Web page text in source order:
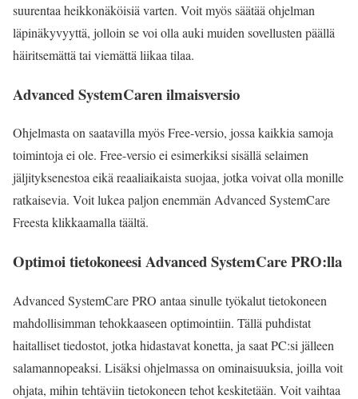
suurentaa heikkonäköisiä varten. Voit myös säätää ohjelman
läpinäkyvyyttä, jolloin se voi olla auki muiden sovellusten päällä
häiritsemättä tai viemättä liikaa tilaa.
Advanced SystemCaren ilmaisversio
Ohjelmasta on saatavilla myös Free-versio, jossa kaikkia samoja
toimintoja ei ole. Free-versio ei esimerkiksi sisällä selaimen
jäljityksenestoa eikä reaaliaikaista suojaa, jotka voivat olla monille
ratkaisevia. Voit lukea paljon enemmän Advanced SystemCare
Freesta klikkaamallatäältä.
Optimoi tietokoneesi Advanced SystemCare PRO:lla
Advanced SystemCare PRO antaa sinulletyökaluttietokoneen
mahdollisimman tehokkaaseen optimointiin. Tällä puhdistat
haitalliset tiedostot, jotka hidastavat konetta, ja saat PC:si jälleen
salamannopeaksi. Lisäksi ohjelmassa on ominaisuuksia, joilla voit
ohjata, mihin tehtäviin tietokoneen tehot keskitetään. Voit vaihtaa